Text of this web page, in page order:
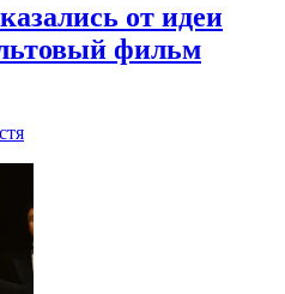
от идеи
фильм